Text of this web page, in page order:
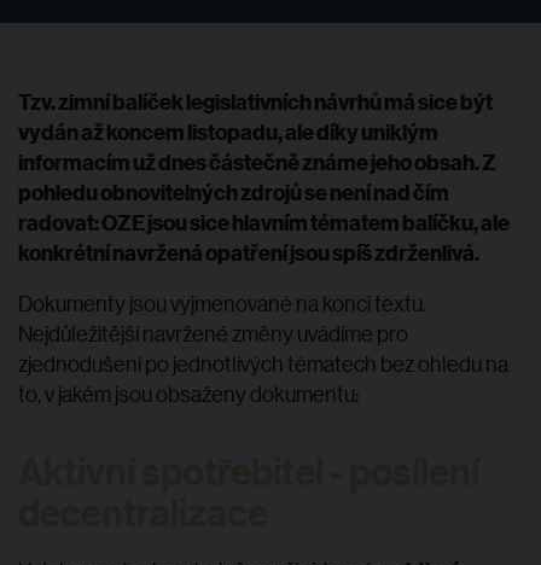
Tzv.zimní balíčeklegislativních návrhů má sice být
vydán až koncem listopadu, ale díky uniklým
informacím už dnes částečně známe jeho obsah. Z
pohledu obnovitelných zdrojů se není nad čím
radovat: OZE jsou sice hlavním tématem balíčku, ale
konkrétní navržená opatření jsou spíš zdrženlivá.
Dokumenty jsou vyjmenované na konci textu.
Nejdůležitější navržené změny uvádíme pro
zjednodušení po jednotlivých tématech bez ohledu na
to, v jakém jsou obsaženy dokumentu: